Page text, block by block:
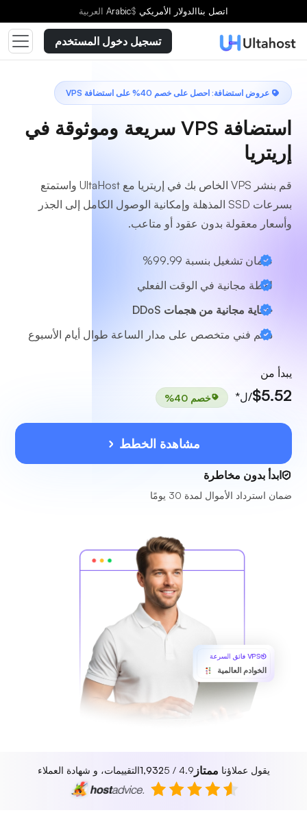
اتصل بناالدولار الأمريكي $
Arabic العربية
تسجيل دخول المستخدم
عروض استضافة: احصل على خصم 40% على استضافة VPS
استضافة VPS سريعة وموثوقة في
إريتريا
قم بنشر VPS الخاص بك في إريتريا مع UltaHost واستمتع
بسرعات SSD المذهلة وإمكانية الوصول الكامل إلى الجذر
وأسعار معقولة بدون عقود أو متاعب.
ضمان تشغيل بنسبة 99.99%
لقطة مجانية في الوقت الفعلي
حماية مجانية من هجمات DDoS
دعم فني متخصص على مدار الساعة طوال أيام الأسبوع
يبدأ من
$5.52/ل* خصم 40%
مشاهدة الخطط
ابدأ بدون مخاطرة
ضمان استرداد الأموال لمدة 30 يومًا
VPS فائق السرعة
الخوادم العالمية
يقول عملاؤنا ممتاز 4.9 / 5
1,932التقييمات، و شهادة العملاء